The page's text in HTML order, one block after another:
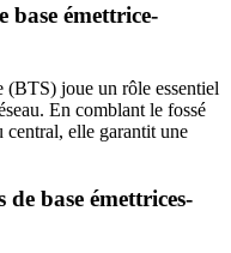
base émettrice-
(BTS) joue un rôle essentiel
En comblant le fossé
central, elle garantit une
de base émettrices-